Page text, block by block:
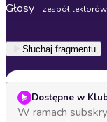
Głosy zespół lektorów
Słuchaj fragmentu
Dostępne w
W ramach